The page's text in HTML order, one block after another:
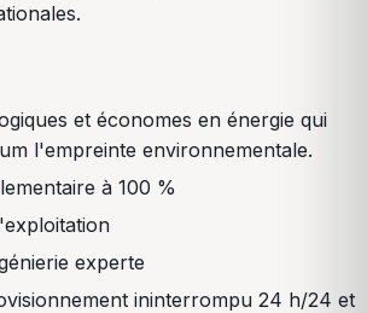
et économes en énergie qui
l'empreinte environnementale.
à 100 %
experte
ininterrompu 24 h/24 et